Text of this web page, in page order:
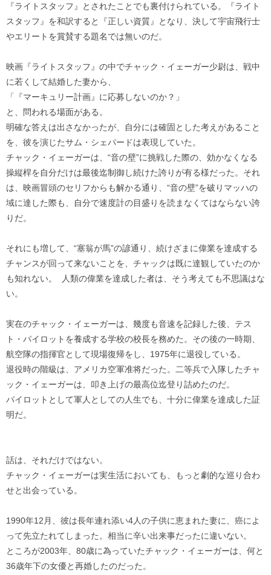
『ライトスタッフ』とされたことでも裏付けられている。『ライト
スタッフ』を和訳すると『正しい資質』となり、決して宇宙飛行士
やエリートを賞賛する題名では無いのだ。
映画『ライトスタッフ』の中でチャック・イェーガー少尉は、戦中
に若くして結婚した妻から、
「『マーキュリー計画』に応募しないのか？」
と、問われる場面がある。
明確な答えは出さなかったが、自分には確固とした考えがあること
を、彼を演じたサム・シェパードは表現していた。
チャック・イェーガーは、“音の壁”に挑戦した際の、効かなくなる
操縦桿を自分だけは最後迄制御し続けた誇りが有る様だった。それ
は、映画冒頭のセリフからも解かる通り、“音の壁”を破りマッハの
域に達した際も、自分で速度計の目盛りを読まなくてはならない誇
りだ。
それにも増して、“塞翁が馬”の諺通り、続けざまに偉業を達成する
チャンスが回って来ないことを、チャックは既に達観していたのか
も知れない。 人類の偉業を達成した者は、そう考えても不思議はな
い。
実在のチャック・イェーガーは、幾度も音速を記録した後、テス
ト・パイロットを養成する学校の校長を務めた。その後の一時期、
航空隊の指揮官として現場復帰をし、1975年に退役している。
退役時の階級は、アメリカ空軍准将だった。二等兵で入隊したチャ
ック・イェーガーは、叩き上げの最高位迄登り詰めたのだ。
パイロットとして軍人としての人生でも、十分に偉業を達成した証
明だ。
話は、それだけではない。
チャック・イェーガーは実生活においても、もっと劇的な巡り合わ
せと出会っている。
1990年12月、彼は長年連れ添い4人の子供に恵まれた妻に、癌によ
って先立たれてしまった。相当に辛い出来事だったに違いない。
ところが2003年、80歳に為っていたチャック・イェーガーは、何と
36歳年下の女優と再婚したのだった。